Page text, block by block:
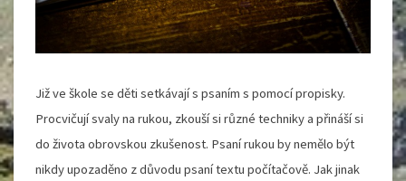
Již ve škole se děti setkávají s psaním s pomocí propisky.
Procvičují svaly na rukou, zkouší si různé techniky a přináší si
do života obrovskou zkušenost. Psaní rukou by nemělo být
nikdy upozaděno z důvodu psaní textu počítačově. Jak jinak